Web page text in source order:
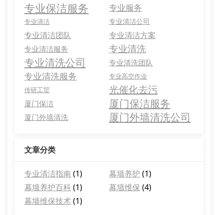
专业保洁服务 专业服务
专业清洁 专业清洁公司
专业清洁团队 专业清洁方案
专业清洁服务 专业清洗
专业清洗公司 专业清洗团队
专业清洗服务
专业高空作业
传研工贸
光催化去污
厦门保洁 厦门保洁服务
厦门外墙清洗 厦门外墙清洗公司
文章分类
专业清洁指南(1) 幕墙养护 (1)
幕墙养护百科(1) 幕墙维保 (4)
幕墙维保技术(1)